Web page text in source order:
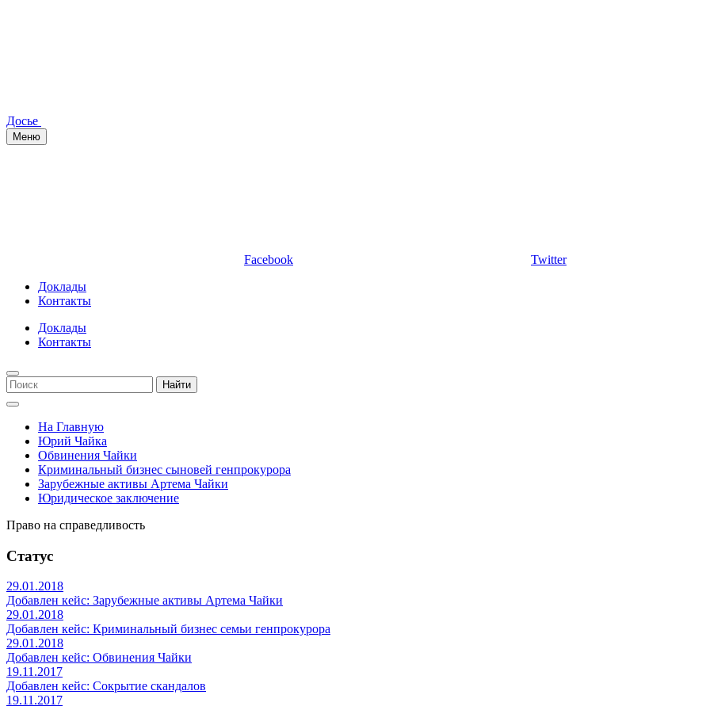
Досье
Меню
Facebook Twitter
Доклады
Контакты
Доклады
Контакты
Найти
На Главную
Юрий Чайка
Обвинения Чайки
Криминальный бизнес сыновей генпрокурора
Зарубежные активы Артема Чайки
Юридическое заключение
Право на справедливость
Статус
29.01.2018
Добавлен кейс: Зарубежные активы Артема Чайки
29.01.2018
Добавлен кейс: Криминальный бизнес семьи генпрокурора
29.01.2018
Добавлен кейс: Обвинения Чайки
19.11.2017
Добавлен кейс: Сокрытие скандалов
19.11.2017